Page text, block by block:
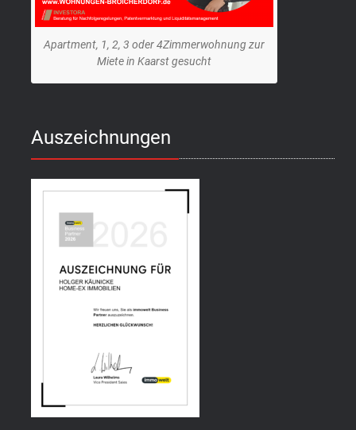
Apartment, 1, 2, 3 oder 4Zimmerwohnung zur
Miete in Kaarst gesucht
Auszeichnungen